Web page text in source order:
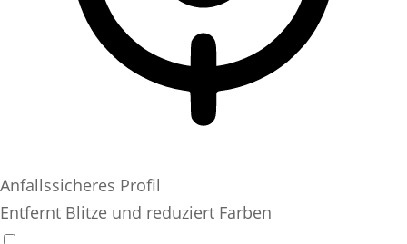
Anfallssicheres Profil
Entfernt Blitze und reduziert Farben